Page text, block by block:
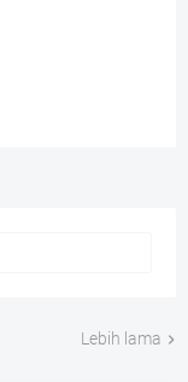
Lebih lama